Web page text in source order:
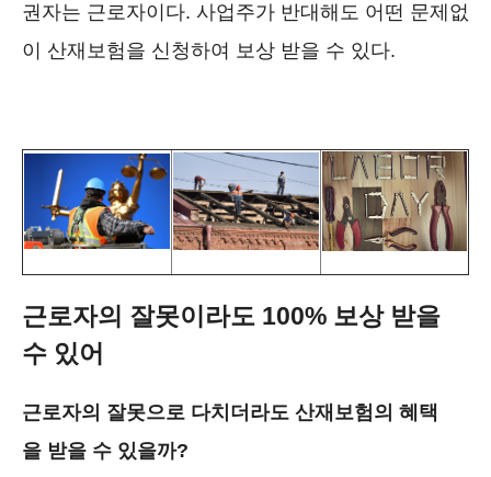
권자는 근로자이다. 사업주가 반대해도 어떤 문제없
이 산재보험을 신청하여 보상 받을 수 있다.
근로자의 잘못이라도 100% 보상 받을
수 있어
근로자의 잘못으로 다치더라도 산재보험의 혜택
을 받을 수 있을까?